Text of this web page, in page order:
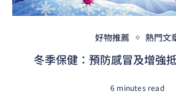
好物推薦 熱門文
冬季保健：預防感冒及增強
6 minutes read